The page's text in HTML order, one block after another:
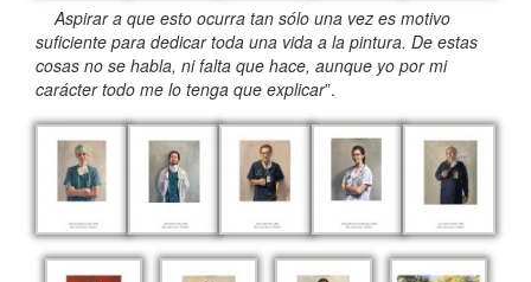
Aspirar a que esto ocurra tan sólo una vez es motivo
suficiente para dedicar toda una vida a la pintura. De estas
cosas no se habla, ni falta que hace, aunque yo por mi
carácter todo me lo tenga que explicar”.